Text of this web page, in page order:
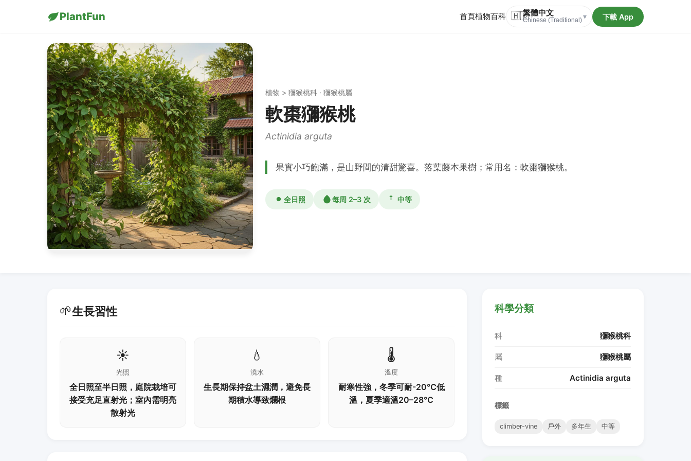
PlantFun 首頁植物百科 🇭🇰繁體中文
Chinese (Traditional)▾ 下載 App
植物 > 獼猴桃科 · 獼猴桃屬
軟棗獼猴桃
Actinidia arguta
果實小巧飽滿，是山野間的清甜驚喜。落葉藤本果樹；常用名：軟棗獼猴桃。
全日照 每周 2–3 次 中等
🌱生長習性
☀️
光照
全日照至半日照，庭院栽培可
接受充足直射光；室內需明亮
散射光
💧
澆水
生長期保持盆土濕潤，避免長
期積水導致爛根
🌡️
溫度
耐寒性強，冬季可耐-20℃低
溫，夏季適溫20–28℃
科學分類
科 獼猴桃科
屬 獼猴桃屬
種 Actinidia arguta
標籤
climber-vine 戶外 多年生 中等